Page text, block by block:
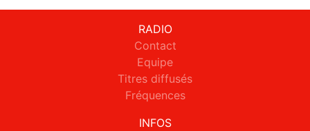
RADIO
Contact
Equipe
Titres diffusés
Fréquences
INFOS